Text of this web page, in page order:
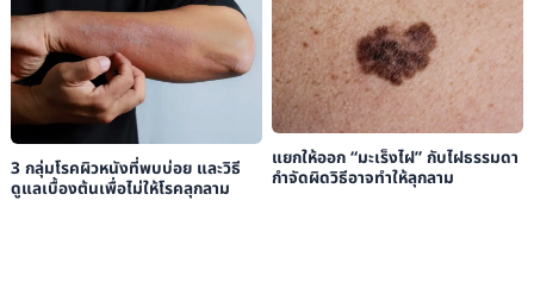
3 กลุ่มโรคผิวหนังที่พบบ่อย และวิธี
ดูแลเบื้องต้นเพื่อไม่ให้โรคลุกลาม
แยกให้ออก “มะเร็งไฝ” กับไฝธรรมดา
กำจัดผิดวิธีอาจทำให้ลุกลาม